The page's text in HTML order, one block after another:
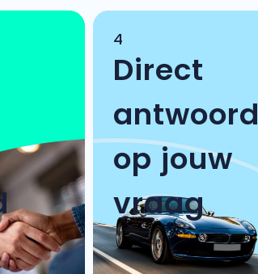
4
Direct
antwoord
op jouw
vraag